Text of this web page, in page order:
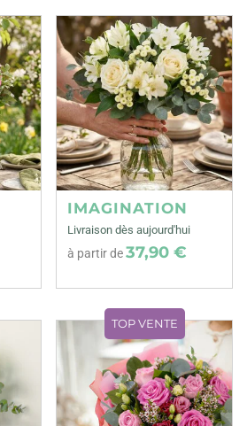
IMAGINATION
Livraison dès aujourd'hui
à partir de37,90 €
TOP VENTE